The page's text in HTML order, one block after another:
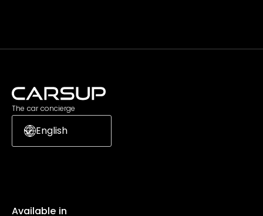
The car concierge
English
Available in